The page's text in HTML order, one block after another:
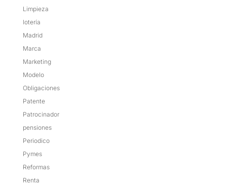
Limpieza
lotería
Madrid
Marca
Marketing
Modelo
Obligaciones
Patente
Patrocinador
pensiones
Periodico
Pymes
Reformas
Renta